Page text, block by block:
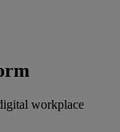
workplace